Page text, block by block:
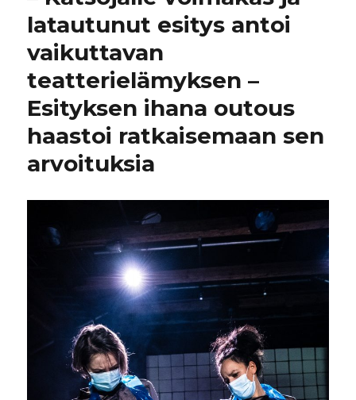
latautunut esitys antoi
vaikuttavan
teatterielämyksen –
Esityksen ihana outous
haastoi ratkaisemaan sen
arvoituksia